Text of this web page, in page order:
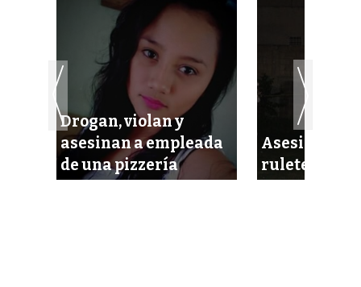
Drogan, violan y
asesinan a empleada
de una pizzería
Asesinaron
ruletero a